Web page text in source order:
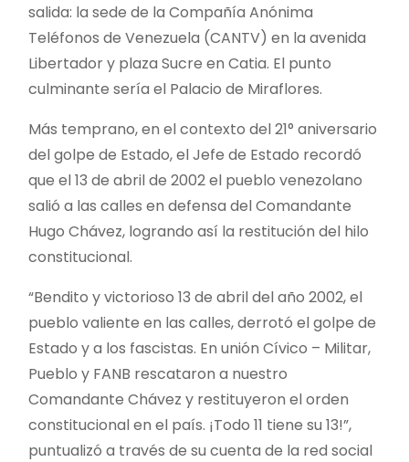
salida: la sede de la Compañía Anónima
Teléfonos de Venezuela (CANTV) en la avenida
Libertador y plaza Sucre en Catia. El punto
culminante sería el Palacio de Miraflores.
Más temprano, en el contexto del 21° aniversario
del golpe de Estado, el Jefe de Estado recordó
que el 13 de abril de 2002 el pueblo venezolano
salió a las calles en defensa del Comandante
Hugo Chávez, logrando así la restitución del hilo
constitucional.
“Bendito y victorioso 13 de abril del año 2002, el
pueblo valiente en las calles, derrotó el golpe de
Estado y a los fascistas. En unión Cívico – Militar,
Pueblo y FANB rescataron a nuestro
Comandante Chávez y restituyeron el orden
constitucional en el país. ¡Todo 11 tiene su 13!”,
puntualizó a través de su cuenta de la red social